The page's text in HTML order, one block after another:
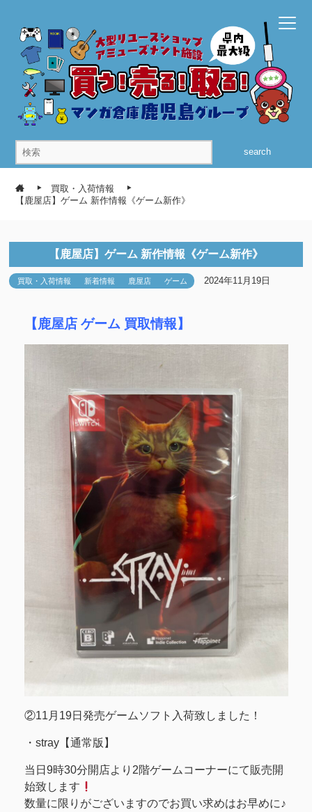
search
買取・入荷情報
【鹿屋店】ゲーム 新作情報《ゲーム新作》
【鹿屋店】ゲーム 新作情報《ゲーム新作》
買取・入荷情報 新着情報 鹿屋店 ゲーム 2024年11月19日
【鹿屋店 ゲーム 買取情報】
②11月19日発売ゲームソフト入荷致しました！
・stray【通常版】
当日9時30分開店より2階ゲームコーナーにて販売開
始致します
数量に限りがございますのでお買い求めはお早めに♪